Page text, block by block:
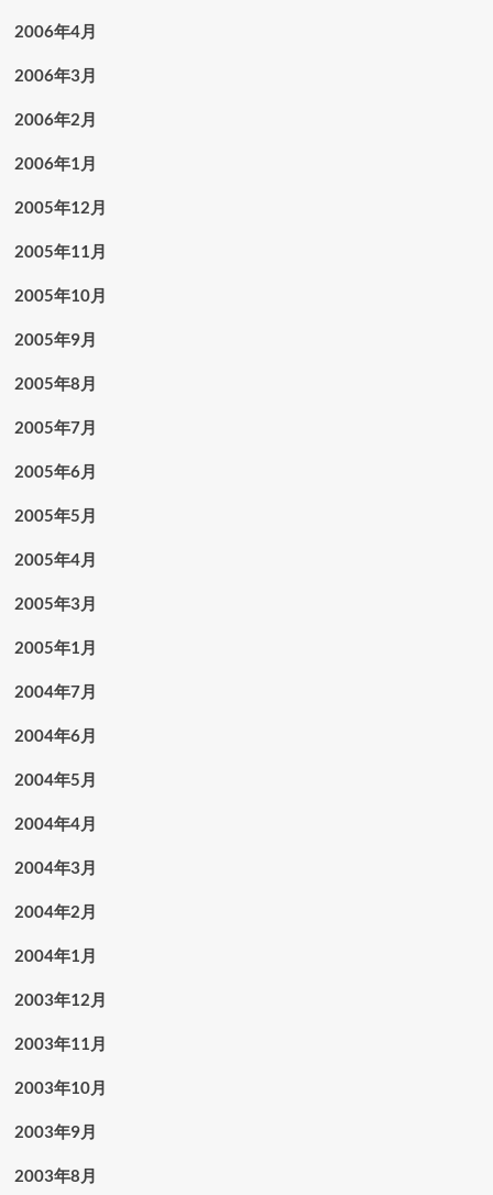
2006年4月
2006年3月
2006年2月
2006年1月
2005年12月
2005年11月
2005年10月
2005年9月
2005年8月
2005年7月
2005年6月
2005年5月
2005年4月
2005年3月
2005年1月
2004年7月
2004年6月
2004年5月
2004年4月
2004年3月
2004年2月
2004年1月
2003年12月
2003年11月
2003年10月
2003年9月
2003年8月